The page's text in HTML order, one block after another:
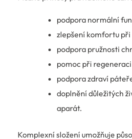
podpora normální
zlepšení komfortu při
podpora pružnosti
pomoc při
podpora zdraví
doplnění důležitých
aparát.
Komplexní složení umožňuje